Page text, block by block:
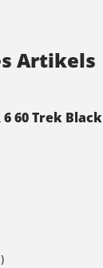
Artikels
6 60 Trek Black